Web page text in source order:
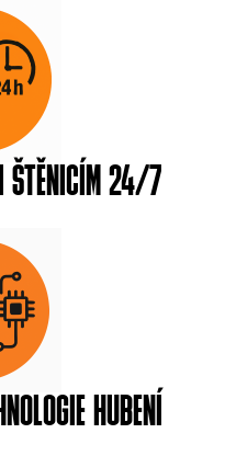
349
ŠTĚNICÍM 24/7
HUBENÍ